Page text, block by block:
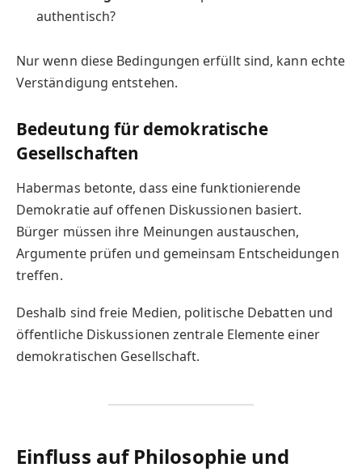
authentisch?
Nur wenn diese Bedingungen erfüllt sind, kann echte
Verständigung entstehen.
Bedeutung für demokratische
Gesellschaften
Habermas betonte, dass eine funktionierende
Demokratie auf offenen Diskussionen basiert.
Bürger müssen ihre Meinungen austauschen,
Argumente prüfen und gemeinsam Entscheidungen
treffen.
Deshalb sind freie Medien, politische Debatten und
öffentliche Diskussionen zentrale Elemente einer
demokratischen Gesellschaft.
Einfluss auf Philosophie und